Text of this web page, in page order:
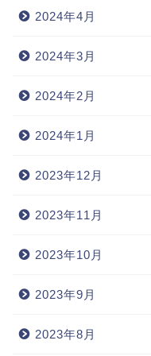
2024年4月
2024年3月
2024年2月
2024年1月
2023年12月
2023年11月
2023年10月
2023年9月
2023年8月